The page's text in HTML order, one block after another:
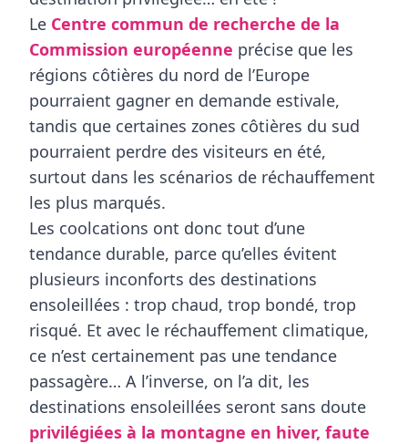
Le Centre commun de recherche de la
Commission européenne précise que les
régions côtières du nord de l’Europe
pourraient gagner en demande estivale,
tandis que certaines zones côtières du sud
pourraient perdre des visiteurs en été,
surtout dans les scénarios de réchauffement
les plus marqués.
Les coolcations ont donc tout d’une
tendance durable, parce qu’elles évitent
plusieurs inconforts des destinations
ensoleillées : trop chaud, trop bondé, trop
risqué. Et avec le réchauffement climatique,
ce n’est certainement pas une tendance
passagère… A l’inverse, on l’a dit, les
destinations ensoleillées seront sans doute
privilégiées à la montagne en hiver, faute